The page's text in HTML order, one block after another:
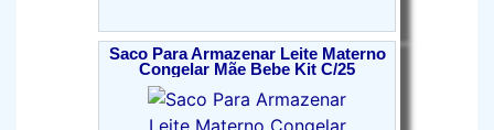
Saco Para Armazenar Leite Materno
Congelar Mãe Bebe Kit C/25